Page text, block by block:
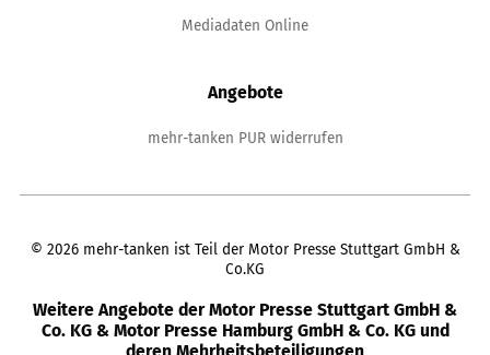
Mediadaten Online
Angebote
mehr-tanken PUR widerrufen
© 2026 mehr-tanken ist Teil der Motor Presse Stuttgart GmbH &
Co.KG
Weitere Angebote der Motor Presse Stuttgart GmbH &
Co. KG & Motor Presse Hamburg GmbH & Co. KG und
deren Mehrheitsbeteiligungen